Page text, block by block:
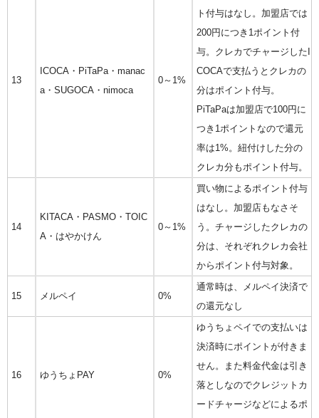
13
ICOCA・PiTaPa・manac
a・SUGOCA・nimoca
0～1%
ト付与はなし。加盟店では
200円につき1ポイント付
与。クレカでチャージしたI
COCAで支払うとクレカの
分はポイント付与。
PiTaPaは加盟店で100円に
つき1ポイントなので還元
率は1%。紐付けした分の
クレカ分もポイント付与。
14
KITACA・PASMO・TOIC
A・はやかけん
0～1%
買い物によるポイント付与
はなし。加盟店もなさそ
う。チャージしたクレカの
分は、それぞれクレカ会社
からポイント付与対象。
15 メルペイ 0%
通常時は、メルペイ決済で
の還元なし
16 ゆうちょPAY 0%
ゆうちょペイでの支払いは
決済時にポイントが付きま
せん。また料金代金は引き
落としなのでクレジットカ
ードチャージなどによるポ